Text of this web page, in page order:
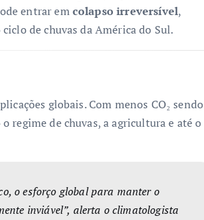
entrar emcolapso irreversível,
de chuvas da América do Sul.
globais. Com menos CO₂ sendo
regime de chuvas, a agricultura e até o
o esforço global para manter o
inviável”, alerta o climatologista